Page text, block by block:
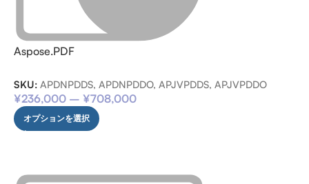
Aspose.PDF
SKU: APDNPDDS, APDNPDDO, APJVPDDS, APJVPDDO
¥236,000 – ¥708,000
オプションを選択